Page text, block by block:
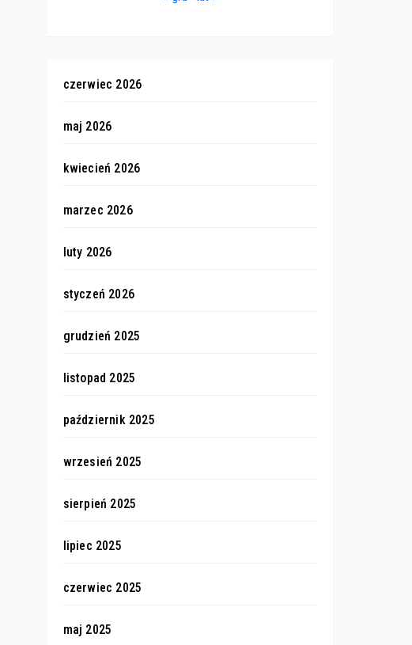
czerwiec 2026
maj 2026
kwiecień 2026
marzec 2026
luty 2026
styczeń 2026
grudzień 2025
listopad 2025
październik 2025
wrzesień 2025
sierpień 2025
lipiec 2025
czerwiec 2025
maj 2025